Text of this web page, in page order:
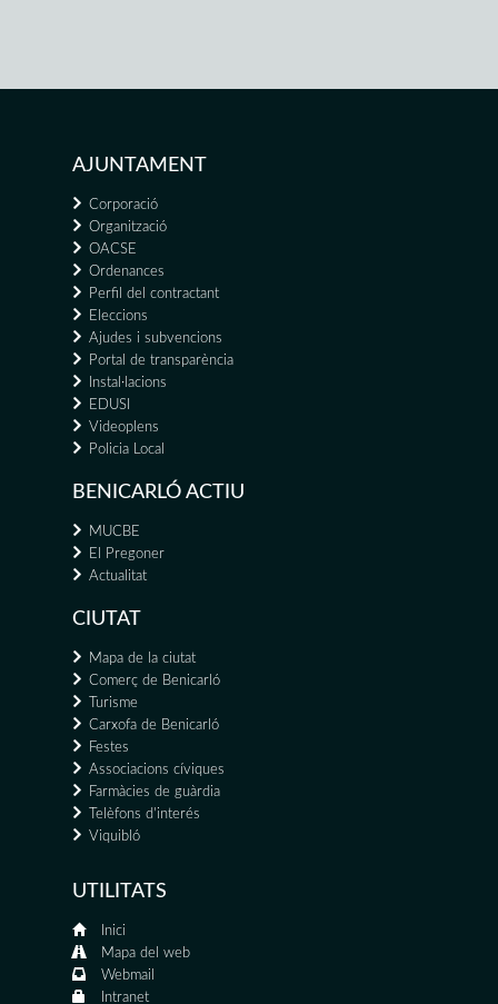
AJUNTAMENT
Corporació
Organització
OACSE
Ordenances
Perfil del contractant
Eleccions
Ajudes i subvencions
Portal de transparència
Instal·lacions
EDUSI
Videoplens
Policia Local
BENICARLÓ ACTIU
MUCBE
El Pregoner
Actualitat
CIUTAT
Mapa de la ciutat
Comerç de Benicarló
Turisme
Carxofa de Benicarló
Festes
Associacions cíviques
Farmàcies de guàrdia
Telèfons d'interés
Viquibló
UTILITATS
Inici
Mapa del web
Webmail
Intranet